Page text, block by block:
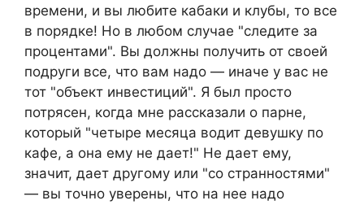
времени, и вы любите кабаки и клубы, то все
в порядке! Но в любом случае "следите за
процентами". Вы должны получить от своей
подруги все, что вам надо — иначе у вас не
тот "объект инвестиций". Я был просто
потрясен, когда мне рассказали о парне,
который "четыре месяца водит девушку по
кафе, а она ему не дает!" Не дает ему,
значит, дает другому или "со странностями"
— вы точно уверены, что на нее надо